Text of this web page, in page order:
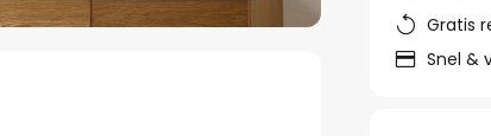
Gratis
Snel &